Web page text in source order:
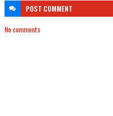
POST COMMENT
No comments